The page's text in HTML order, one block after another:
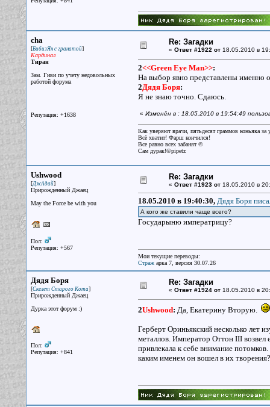
cha
[БибизЯн с гранатой]
Кардинал
Тиран
Зам. Гиви по учету недовольных
работой форума
Репутация: +1638
Re: Загадки
« Ответ #1922 от18.05.2010 в
2<<Green Eye Man>>:
На выбор явно представлены именно
2Дядя Боря:
Я не знаю точно. Сдаюсь.
« Изменён в : 18.05.2010 в 19:54:49
Как уверяют врачи, пятьдесят граммов коньяка
Всё хватит! Фарш кончился!
Все равно всех забанят ©
Сам дурак!©pipetz
Ushwood
[ДжАдай]
Прирожденный Джаец
May the Force be with you
Пол:
Репутация: +567
Re: Загадки
« Ответ #1923 от18.05.2010 в
18.05.2010 в 19:40:30, Дядя Боря
А кого же ставили чаще всего?
Государыню императрицу?
Мои текущие переводы:
Стражарка 7, версия 30.07.26
Дядя Боря
[Скелет Старого Кота]
Прирожденный Джаец
Дурка этот форум :)
Пол:
Репутация: +841
Re: Загадки
« Ответ #1924 от18.05.2010 в
2Ushwood: Да, Екатерину Вторую.
Герберт Ориньякский несколько лет
металлов. Император Оттон III возвел
привлекала к себе внимание
каким именем он вошел в их творения?